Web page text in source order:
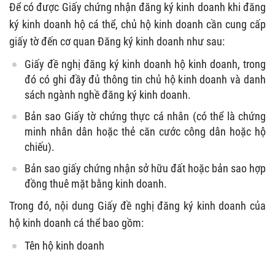
Để có được Giấy chứng nhận đăng ký kinh doanh khi đăng
ký kinh doanh hộ cá thể, chủ hộ kinh doanh cần cung cấp
giấy tờ đến cơ quan Đăng ký kinh doanh như sau:
Giấy đề nghị đăng ký kinh doanh hộ kinh doanh, trong
đó có ghi đầy đủ thông tin chủ hộ kinh doanh và danh
sách ngành nghề đăng ký kinh doanh.
Bản sao Giấy tờ chứng thực cá nhân (có thể là chứng
minh nhân dân hoặc thẻ căn cước công dân hoặc hộ
chiếu).
Bản sao giấy chứng nhận sở hữu đất hoặc bản sao hợp
đồng thuê mặt bằng kinh doanh.
Trong đó, nội dung Giấy đề nghị đăng ký kinh doanh của
hộ kinh doanh cá thể bao gồm:
Tên hộ kinh doanh